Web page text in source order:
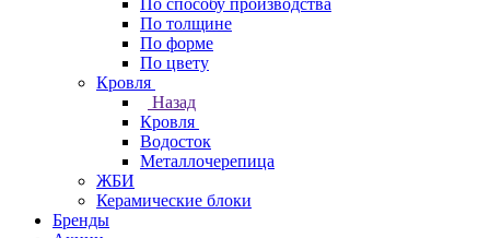
По способу производства
По толщине
По форме
По цвету
Кровля
Назад
Кровля
Водосток
Металлочерепица
ЖБИ
Керамические блоки
Бренды